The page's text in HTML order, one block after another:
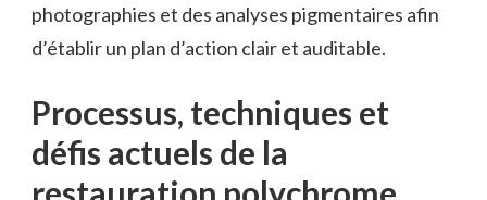
photographies et des analyses pigmentaires afin
d’établir un plan d’action clair et auditable.
Processus, techniques et
défis actuels de la
restauration polychrome